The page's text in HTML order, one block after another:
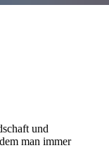
und
man immer